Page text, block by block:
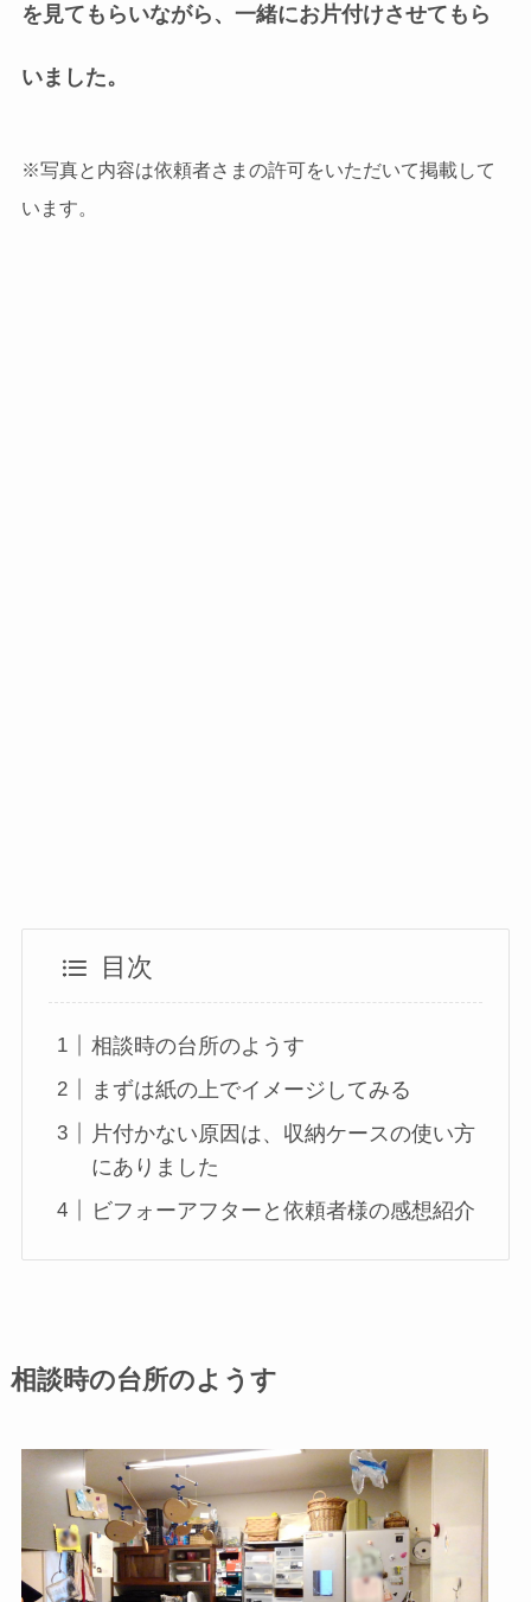
を見てもらいながら、一緒にお片付けさせてもら
いました。
※写真と内容は依頼者さまの許可をいただいて掲載して
います。
目次
相談時の台所のようす
まずは紙の上でイメージしてみる
片付かない原因は、収納ケースの使い方
にありました
ビフォーアフターと依頼者様の感想紹介
相談時の台所のようす